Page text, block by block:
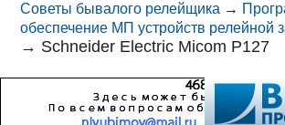
Советы бывалого релейщика →
обеспечение МП устройств релейной
→ Schneider Electric Micom P127